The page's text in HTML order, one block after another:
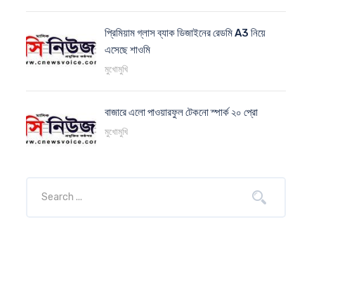
প্রিমিয়াম গ্লাস ব্যাক ডিজাইনের রেডমি A3 নিয়ে
এসেছে শাওমি
মুখোমুখি
বাজারে এলো পাওয়ারফুল টেকনো স্পার্ক ২০ প্রো
মুখোমুখি